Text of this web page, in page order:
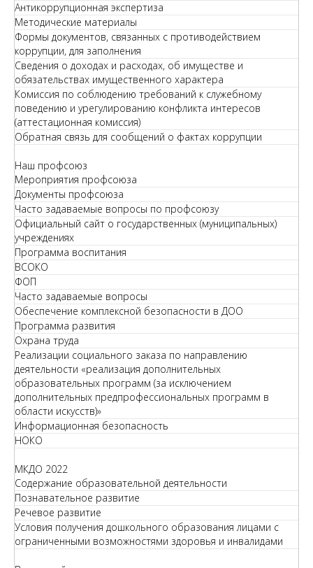
Антикоррупционная экспертиза
Методические материалы
Формы документов, связанных с противодействием
коррупции, для заполнения
Сведения о доходах и расходах, об имуществе и
обязательствах имущественного характера
Комиссия по соблюдению требований к служебному
поведению и урегулированию конфликта интересов
(аттестационная комиссия)
Обратная связь для сообщений о фактах коррупции
Наш профсоюз
Мероприятия профсоюза
Документы профсоюза
Часто задаваемые вопросы по профсоюзу
Официальный сайт о государственных (муниципальных)
учреждениях
Программа воспитания
ВСОКО
ФОП
Часто задаваемые вопросы
Обеспечение комплексной безопасности в ДОО
Программа развития
Охрана труда
Реализации социального заказа по направлению
деятельности «реализация дополнительных
образовательных программ (за исключением
дополнительных предпрофессиональных программ в
области искусств)»
Информационная безопасность
НОКО
МКДО 2022
Содержание образовательной деятельности
Познавательное развитие
Речевое развитие
Условия получения дошкольного образования лицами с
ограниченными возможностями здоровья и инвалидами